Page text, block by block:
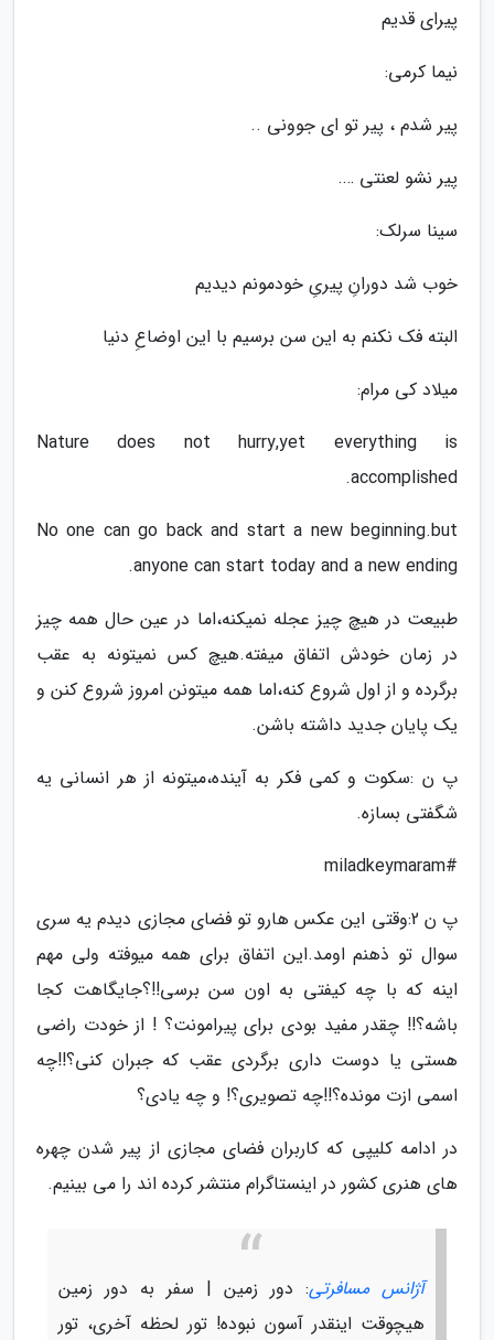
پیرای قدیم
نیما کرمی:
پیر شدم ، پیر تو ای جوونی ..
پیر نشو لعنتی ….
سینا سرلک:
خوب شد دورانِ پیرىِ خودمونم دیدیم
البته فک نکنم به این سن برسیم با این اوضاعِ دنیا
میلاد کی مرام:
Nature does not hurry,yet everything is
accomplished.
No one can go back and start a new beginning.but
anyone can start today and a new ending.
طبیعت در هیچ چیز عجله نمیکنه،اما در عین حال همه چیز
در زمان خودش اتفاق میفته.هیچ کس نمیتونه به عقب
برگرده و از اول شروع کنه،اما همه میتونن امروز شروع کنن و
یک پایان جدید داشته باشن.
پ ن :سکوت و کمی فکر به آینده،میتونه از هر انسانی یه
شگفتی بسازه.
#miladkeymaram
پ ن 2:وقتی این عکس هارو تو فضای مجازی دیدم یه سری
سوال تو ذهنم اومد.این اتفاق برای همه میوفته ولی مهم
اینه که با چه کیفتی به اون سن برسی!!؟جایگاهت کجا
باشه؟!! چقدر مفید بودی برای پیرامونت؟ ! از خودت راضی
هستی یا دوست داری برگردی عقب که جبران کنی؟!!چه
اسمی ازت مونده؟!!چه تصویری؟! و چه یادی؟
در ادامه کلیپی که کاربران فضای مجازی از پیر شدن چهره
های هنری کشور در اینستاگرام منتشر کرده اند را می بینیم.
آژانس مسافرتی: دور زمین | سفر به دور زمین
هیچوقت اینقدر آسون نبوده! تور لحظه آخری، تور